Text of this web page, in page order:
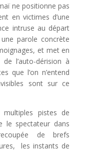
ne positionne pas
en victimes d’une
intruse au départ
parole concrète
et met en
l’auto-dérision à
que l’on n’entend
sont sur ce
pistes de
le spectateur dans
de brefs
les instants de